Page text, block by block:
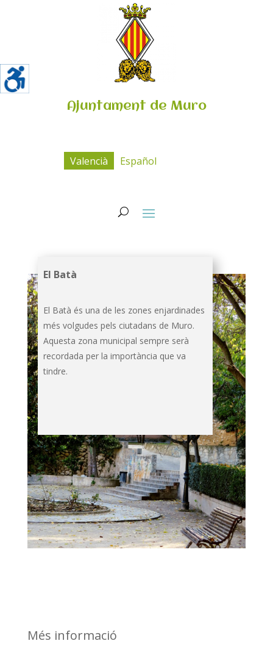
Ajuntament de Muro
Valencià Español
El Batà
El Batà és una de les zones enjardinades
més volgudes pels ciutadans de Muro.
Aquesta zona municipal sempre serà
recordada per la importància que va
tindre.
Més informació